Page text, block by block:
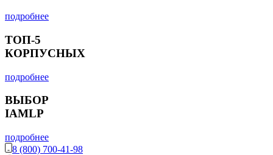
подробнее
ТОП-5
КОРПУСНЫХ
подробнее
ВЫБОР
IAMLP
подробнее
8 (800) 700-41-98